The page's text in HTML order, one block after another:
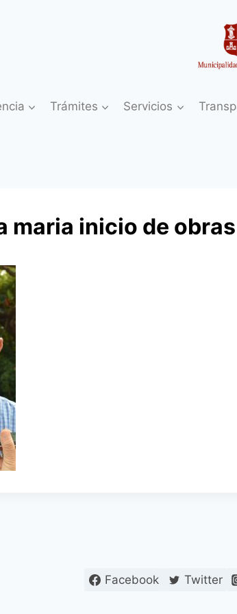
Trámites Servicios
maria inicio de
Facebook Twitter